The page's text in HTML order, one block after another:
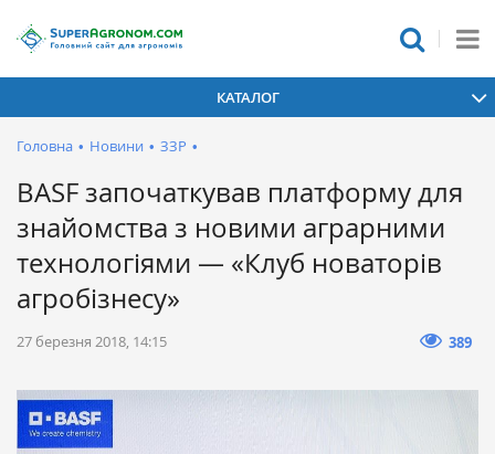
КАТАЛОГ
Головна • Новини • ЗЗР •
BASF започаткував платформу для
знайомства з новими аграрними
технологіями — «Клуб новаторів
агробізнесу»
27 березня 2018, 14:15 389